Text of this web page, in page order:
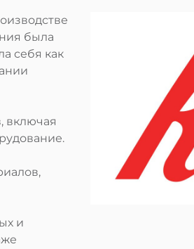
была
себя как
включая
и